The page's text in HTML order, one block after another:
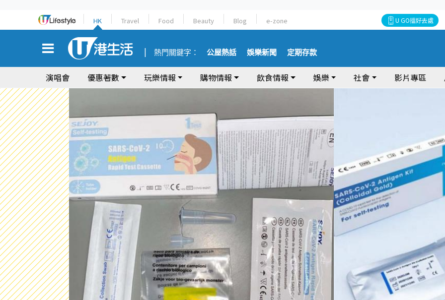
HK Travel Food Beauty Blog e-zone U GO搵好去處
熱門關鍵字： 公屋熱話 娛樂新聞 定期存款
演唱會 優惠著數 玩樂情報 購物情報 飲食情報 娛樂 社會 影片專區